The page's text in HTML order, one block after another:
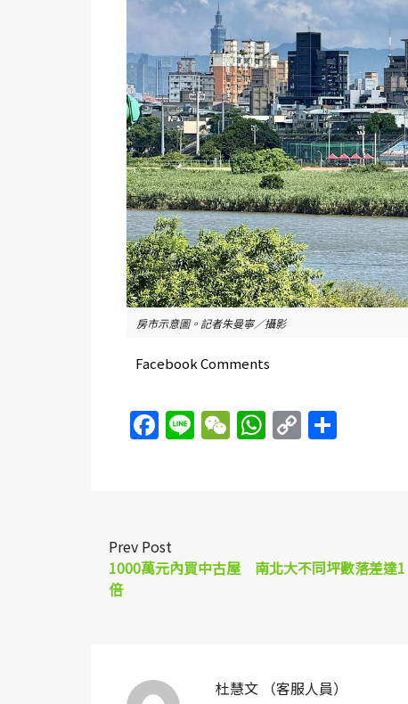
房市示意圖。記者朱曼寧／攝影
Facebook Comments
Facebook
LineWeChat
WhatsApp
Copy
Prev Post
1000萬元內買中古屋 南北大不同坪數落差達1
倍
杜慧文 （客服人員）